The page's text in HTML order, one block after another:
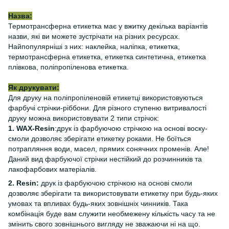
Назва:
Термотрансферна етикетка має у вжитку декілька варіантів
назви, які ви можете зустрічати на різних ресурсах.
Найпопулярніші з них: наклейка, наліпка, етикетка,
термотрансферна етикетка, етикетка синтетична, етикетка
плівкова, поліпропіленова етикетка.
Як друкувати:
Для друку на поліпропіленовій етикетці використовуються
фарбучі стрічки-ріббони. Для різного ступеню витривалості
друку можна використовувати 2 типи стрічок:
1. WAX-Resin:друк із фарбуючою стрічкою на основі воску-
смоли дозволяє зберігати етикетку роками. Не боїться
потрапляння води, масел, прямих сонячних променів. Але!
Даний вид фарбуючої стрічки нестійкий до розчинників та
лакофарбових матеріалів.
2. Resin: друк із фарбуючою стрічкою на основі смоли
дозволяє зберігати та використовувати етикетку при будь-яких
умовах та впливах будь-яких зовнішніх чинників. Така
комбінація буде вам служити необмежену кількість часу та не
змінить свого зовнішнього вигляду не зважаючи ні на що.